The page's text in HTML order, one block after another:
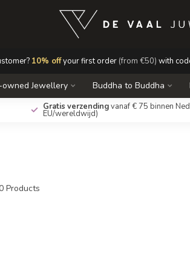
10% offyour first order (from €50) with
owned Jewellery Buddha to Buddha
Gratis verzendingvanaf € 75 binnen
EU/wereldwijd)
Products